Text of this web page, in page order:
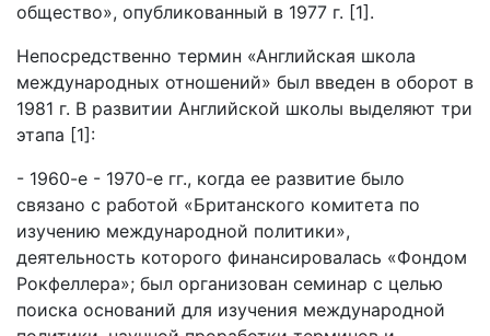
общество», опубликованный в 1977 г. [1].
Непосредственно термин «Английская школа
международных отношений» был введен в оборот в
1981 г. В развитии Английской школы выделяют три
этапа [1]:
- 1960-е - 1970-е гг., когда ее развитие было
связано с работой «Британского комитета по
изучению международной политики»,
деятельность которого финансировалась «Фондом
Рокфеллера»; был организован семинар с целью
поиска оснований для изучения международной